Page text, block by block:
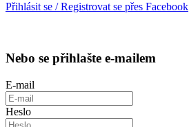
Přihlásit se / Registrovat se přes Facebook
Nebo se přihlašte e-mailem
E-mail
Heslo